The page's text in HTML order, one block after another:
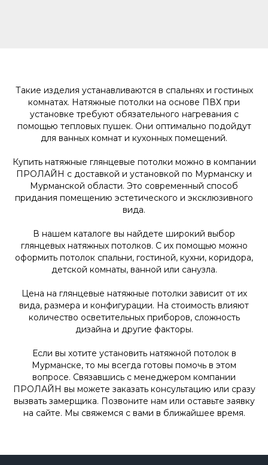
Такие изделия устанавливаются в спальнях и гостиных
комнатах. Натяжные потолки на основе ПВХ при
установке требуют обязательного нагревания с
помощью тепловых пушек. Они оптимально подойдут
для ванных комнат и кухонных помещений.
Купить натяжные глянцевые потолки можно в компании
ПРОЛАЙН с доставкой и установкой по Мурманску и
Мурманской области. Это современный способ
придания помещению эстетического и эксклюзивного
вида.
В нашем каталоге вы найдете широкий выбор
глянцевых натяжных потолков. С их помощью можно
оформить потолок спальни, гостиной, кухни, коридора,
детской комнаты, ванной или санузла.
Цена на глянцевые натяжные потолки зависит от их
вида, размера и конфигурации. На стоимость влияют
количество осветительных приборов, сложность
дизайна и другие факторы.
Если вы хотите установить натяжной потолок в
Мурманске, то мы всегда готовы помочь в этом
вопросе. Связавшись с менеджером компании
ПРОЛАЙН вы можете заказать консультацию или сразу
вызвать замерщика. Позвоните нам или оставьте заявку
на сайте. Мы свяжемся с вами в ближайшее время.